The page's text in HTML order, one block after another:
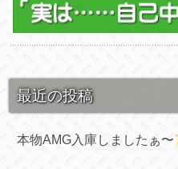
最近の投稿
本物AMG入庫しましたぁ〜